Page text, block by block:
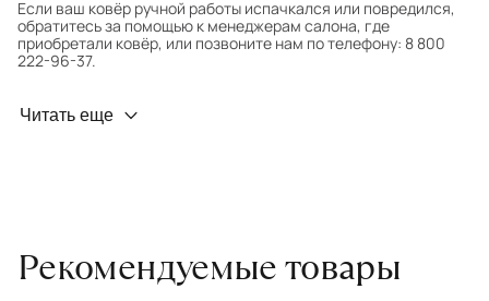
Если ваш ковёр ручной работы испачкался или повредился,
обратитесь за помощью к менеджерам салона, где
приобретали ковёр, или позвоните нам по телефону: 8 800
222-96-37.
Профилактика износа
заборе ковра экспертом либо привозите его в салон.
Читать еще
Рекомендуемые товары